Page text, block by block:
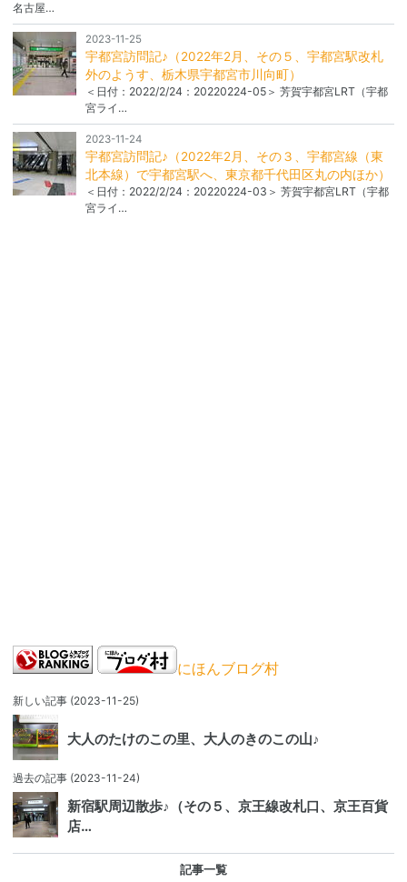
名古屋…
2023-11-25
宇都宮訪問記♪（2022年2月、その５、宇都宮駅改札
外のようす、栃木県宇都宮市川向町）
＜日付：2022/2/24：20220224-05＞ 芳賀宇都宮LRT（宇都
宮ライ…
2023-11-24
宇都宮訪問記♪（2022年2月、その３、宇都宮線（東
北本線）で宇都宮駅へ、東京都千代田区丸の内ほか）
＜日付：2022/2/24：20220224-03＞ 芳賀宇都宮LRT（宇都
宮ライ…
にほんブログ村
新しい記事 (2023-11-25)
大人のたけのこの里、大人のきのこの山♪
過去の記事 (2023-11-24)
新宿駅周辺散歩♪（その５、京王線改札口、京王百貨
店…
記事一覧